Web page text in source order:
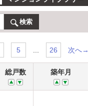
検索
5 26 次へ→
総戸数 築年月